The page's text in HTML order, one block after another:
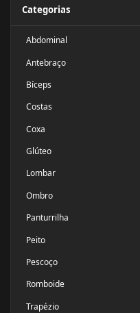
Categorias
Abdominal
Antebraço
Bíceps
Costas
Coxa
Glúteo
Lombar
Ombro
Panturrilha
Peito
Pescoço
Romboide
Trapézio